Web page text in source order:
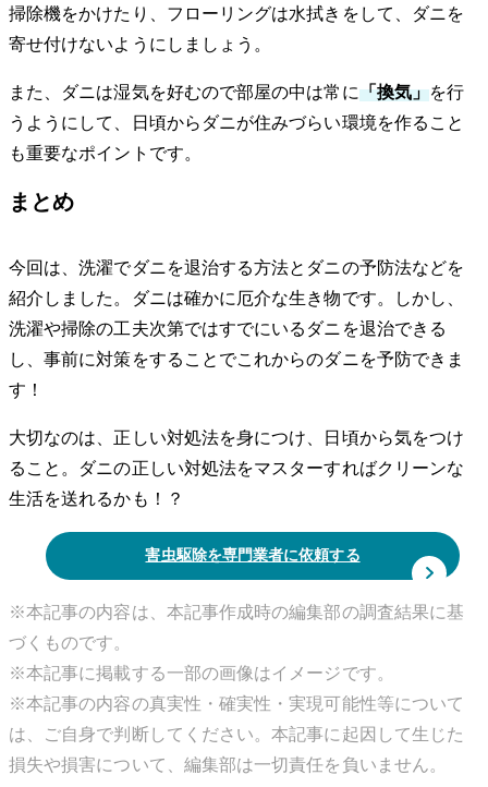
掃除機をかけたり、フローリングは水拭きをして、ダニを
寄せ付けないようにしましょう。
また、ダニは湿気を好むので部屋の中は常に「換気」を行
うようにして、日頃からダニが住みづらい環境を作ること
も重要なポイントです。
まとめ
今回は、洗濯でダニを退治する方法とダニの予防法などを
紹介しました。ダニは確かに厄介な生き物です。しかし、
洗濯や掃除の工夫次第ではすでにいるダニを退治できる
し、事前に対策をすることでこれからのダニを予防できま
す！
大切なのは、正しい対処法を身につけ、日頃から気をつけ
ること。ダニの正しい対処法をマスターすればクリーンな
生活を送れるかも！？
害虫駆除を専門業者に依頼する
※本記事の内容は、本記事作成時の編集部の調査結果に基
づくものです。
※本記事に掲載する一部の画像はイメージです。
※本記事の内容の真実性・確実性・実現可能性等について
は、ご自身で判断してください。本記事に起因して生じた
損失や損害について、編集部は一切責任を負いません。